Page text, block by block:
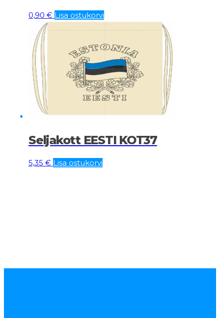
0,90 € Lisa ostukorvi
Seljakott EESTI KOT37
5,35 € Lisa ostukorvi